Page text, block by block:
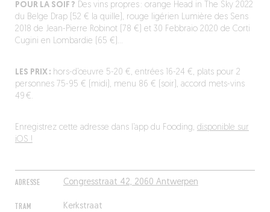
ADRESSE Congresstraat 42, 2060 Antwerpen
TRAM Kerkstraat
POUR LA SOIF ? Des vins propres : orange Head in The Sky 2022
du Belge Drap (52 € la quille), rouge ligérien Lumière des Sens
2018 de Jean-Pierre Robinot (78 €) et 30 Febbraio 2020 de Corti
Cugini en Lombardie (65 €)…
LES PRIX :hors-d’œuvre 5-20 €, entrées 16-24 €, plats pour 2
personnes 75-95 € (midi), menu 86 € (soir), accord mets-vins
49 €.
Enregistrez cette adresse dans l’app du Fooding, disponible sur
iOS !